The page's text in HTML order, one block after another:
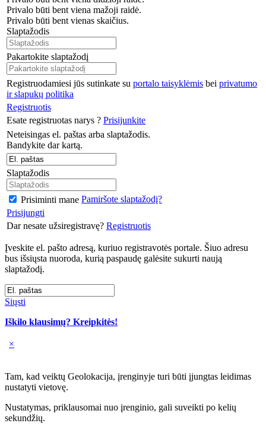
Privalo būti bent viena mažoji raidė.
Privalo būti bent vienas skaičius.
Slaptažodis
Pakartokite slaptažodį
Registruodamiesi jūs sutinkate su portalo taisyklėmis bei privatumo
ir slapukų politika
Registruotis
Esate registruotas narys ? Prisijunkite
Neteisingas el. paštas arba slaptažodis.
Bandykite dar kartą.
Slaptažodis
Prisiminti mane Pamiršote slaptažodį?
Prisijungti
Dar nesate užsiregistravę? Registruotis
Įveskite el. pašto adresą, kuriuo registravotės portale. Šiuo adresu
bus išsiųsta nuoroda, kurią paspaudę galėsite sukurti naują
slaptažodį.
Siųsti
Iškilo klausimų? Kreipkitės!
×
Tam, kad veiktų Geolokacija, įrenginyje turi būti įjungtas leidimas
nustatyti vietovę.
Nustatymas, priklausomai nuo įrenginio, gali suveikti po kelių
sekundžių.